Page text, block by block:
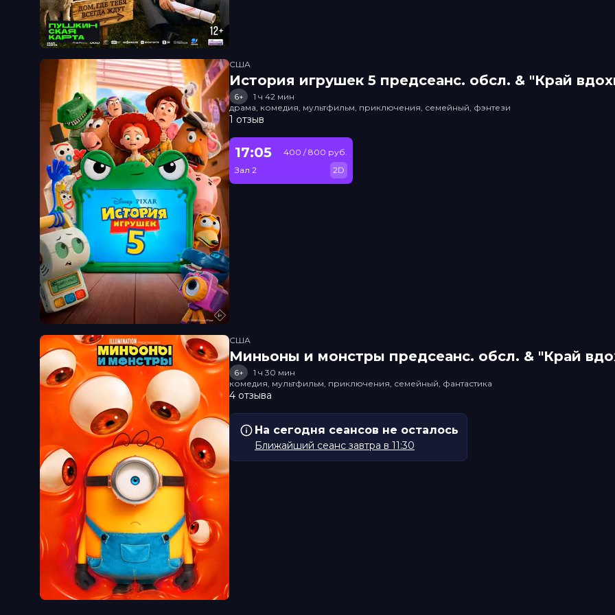
США
История игрушек 5 прeдсeанc. обсл. & "Край
6+
1 ч 42 мин
драма, комедия, мультфильм, приключения, семейный, фэнтези
1 отзыв
17:05
Зал 2
400 / 800 руб.
2D
США
Миньоны и монстры прeдсeанc. обсл. & "Край
6+
1 ч 30 мин
комедия, мультфильм, приключения, семейный, фантастика
4 отзыва
На сегодня сеансов не осталось
Ближайший сеанс завтра в 11:30